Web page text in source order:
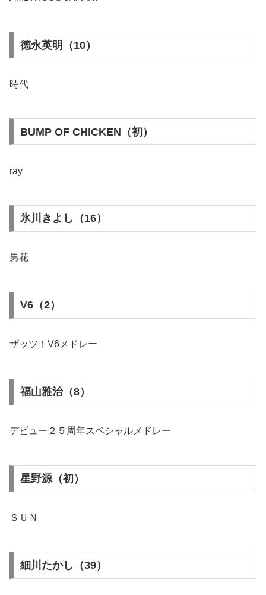
德永英明（10）
時代
BUMP OF CHICKEN（初）
ray
氷川きよし（16）
男花
V6（2）
ザッツ！V6メドレー
福山雅治（8）
デビュー２５周年スペシャルメドレー
星野源（初）
ＳＵＮ
細川たかし（39）